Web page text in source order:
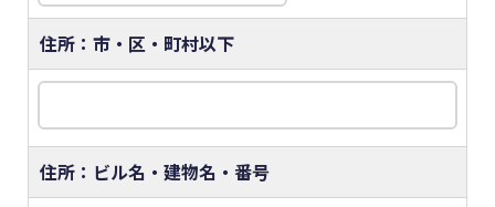
住所：市・区・町村以下
住所：ビル名・建物名・番号